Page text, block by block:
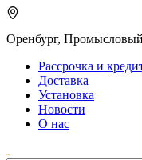
Оренбург,
Рассрочка и
Доставка
Установка
Новости
О нас